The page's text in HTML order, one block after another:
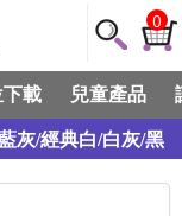
0
載 兒童產品
灰/經典白/白灰/黑